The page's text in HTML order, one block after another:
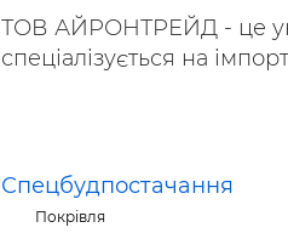
ТОВ АЙРОНТРЕЙД - це
спеціалізується на
Спецбудпостачання
Покрівля